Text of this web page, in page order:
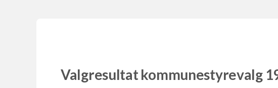
Valgresultat kommunestyrevalg